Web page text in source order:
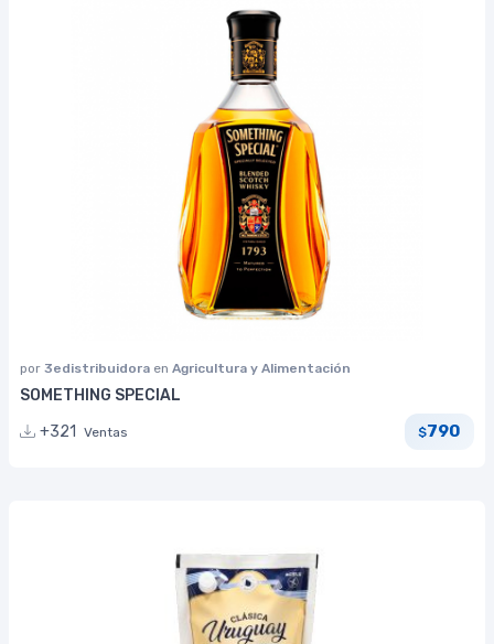
por 3edistribuidora en Agricultura y Alimentación
SOMETHING SPECIAL
+321
Ventas $790